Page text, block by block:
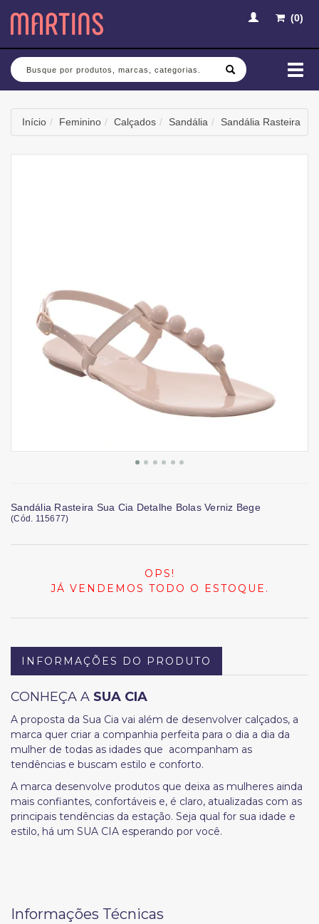
(0)
Busca
Início Feminino Calçados Sandália Sandália Rasteira
Sandália Rasteira Sua Cia Detalhe Bolas Verniz Bege
(Cód. 115677)
OPS!
JÁ VENDEMOS TODO O ESTOQUE.
INFORMAÇÕES DO PRODUTO
CONHEÇA A SUA CIA
A proposta da Sua Cia vai além de desenvolver calçados, a
marca quer criar a companhia perfeita para o dia a dia da
mulher de todas as idades que acompanham as
tendências e buscam estilo e conforto.
A marca desenvolve produtos que deixa as mulheres ainda
mais confiantes, confortáveis e, é claro, atualizadas com as
principais tendências da estação. Seja qual for sua idade e
estilo, há um SUA CIA esperando por você.
Informações Técnicas